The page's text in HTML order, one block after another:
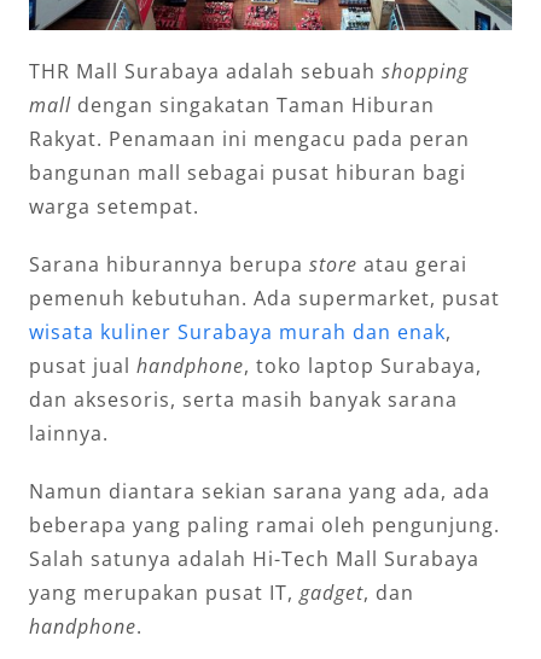
THR Mall Surabaya adalah sebuah shopping
malldengan singakatan Taman Hiburan
Rakyat. Penamaan ini mengacu pada peran
bangunan mall sebagai pusat hiburan bagi
warga setempat.
Sarana hiburannya berupa store atau gerai
pemenuh kebutuhan. Ada supermarket, pusat
wisata kuliner Surabaya murah dan enak,
pusat jual handphone, toko laptop Surabaya,
dan aksesoris, serta masih banyak sarana
lainnya.
Namun diantara sekian sarana yang ada, ada
beberapa yang paling ramai oleh pengunjung.
Salah satunya adalah Hi-Tech Mall Surabaya
yang merupakan pusat IT, gadget, dan
handphone.